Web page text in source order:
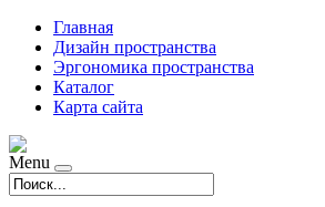
Главная
Дизайн пространства
Эргономика пространства
Каталог
Карта сайта
Menu